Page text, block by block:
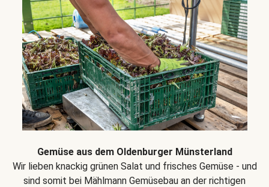
Gemüse aus dem Oldenburger Münsterland
Wir lieben knackig grünen Salat und frisches Gemüse - und
sind somit bei Mählmann Gemüsebau an der richtigen